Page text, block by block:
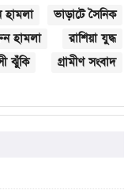
হামলা
ভাড়াটে সৈনিক
হামলা
রাশিয়া যুদ্ধ
ঝুঁকি
গ্রামীণ সংবাদ